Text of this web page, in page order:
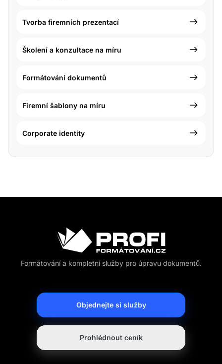
Tvorba firemních prezentací
Školení a konzultace na míru
Formátování dokumentů
Firemní šablony na míru
Corporate identity
Formátování a kompletní služby pro úpravu dokumentů.
Objednejte si služby
Prohlédnout ceník